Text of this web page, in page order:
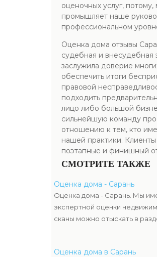
оценочных услуг,
промышляет наше
профессиональном
Оценка дома отзывы
судебная и
заслужила доверие
обеспечить итоги
правовой
подходить
лицо либо большой
сильнейшую команду
отношению к тем, кто
нашей практики.
поэтапные и финишный
СМОТРИТЕ ТАКЖЕ
Оценка дома - Сарань
Оценка дома - Сарань. Мы
экспертной оценки
сканы можно отыскать в
Оценка дома в Сарань